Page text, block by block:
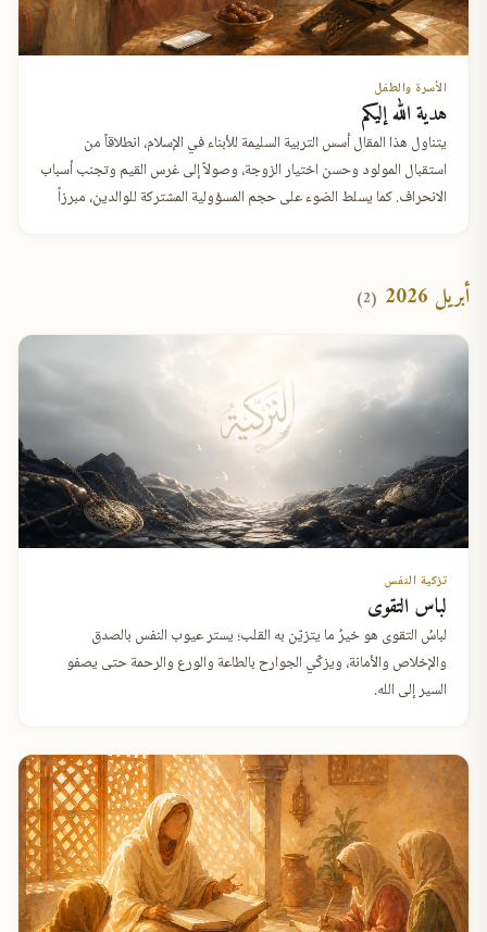
الأسرة والطفل
هدية الله إليكم
يتناول هذا المقال أسس التربية السليمة للأبناء في الإسلام، انطلاقاً من
استقبال المولود وحسن اختيار الزوجة، وصولاً إلى غرس القيم وتجنب أسباب
الانحراف. كما يسلط الضوء على حجم المسؤولية المشتركة للوالدين، مبرزاً
أبريل 2026 (2)
تزكية النفس
لباس التقوى
لباسُ التقوى هو خيرُ ما يتزيّن به القلب؛ يستر عيوب النفس بالصدق
والإخلاص والأمانة، ويزكّي الجوارح بالطاعة والورع والرحمة حتى يصفو
السير إلى الله.